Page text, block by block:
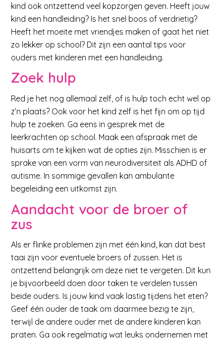
kind ook ontzettend veel kopzorgen geven. Heeft jouw
kind een handleiding? Is het snel boos of verdrietig?
Heeft het moeite met vriendjes maken of gaat het niet
zo lekker op school? Dit zijn een aantal tips voor
ouders met kinderen met een handleiding.
Zoek hulp
Red je het nog allemaal zelf, of is hulp toch echt wel op
z’n plaats? Ook voor het kind zelf is het fijn om op tijd
hulp te zoeken. Ga eens in gesprek met de
leerkrachten op school. Maak een afspraak met de
huisarts om te kijken wat de opties zijn. Misschien is er
sprake van een vorm van neurodiversiteit als ADHD of
autisme. In sommige gevallen kan ambulante
begeleiding een uitkomst zijn.
Aandacht voor de broer of
zus
Als er flinke problemen zijn met één kind, kan dat best
taai zijn voor eventuele broers of zussen. Het is
ontzettend belangrijk om deze niet te vergeten. Dit kun
je bijvoorbeeld doen door taken te verdelen tussen
beide ouders. Is jouw kind vaak lastig tijdens het eten?
Geef één ouder de taak om daarmee bezig te zijn,
terwijl de andere ouder met de andere kinderen kan
praten. Ga ook regelmatig wat leuks ondernemen met